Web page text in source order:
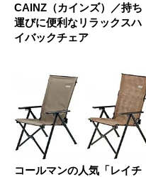
CAINZ（カインズ）／持ち
運びに便利なリラックスハ
イバックチェア
コールマンの人気「レイチ